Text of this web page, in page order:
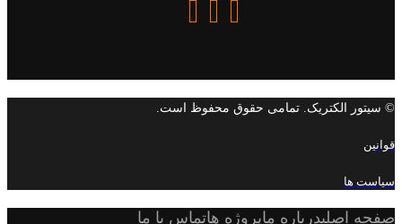
© سیتور الکتریک. تمامی حقوق محفوظ است.
قوانین
سیاست ها
صفحه اصلیدرباره ماپروژه هاتماس با ما